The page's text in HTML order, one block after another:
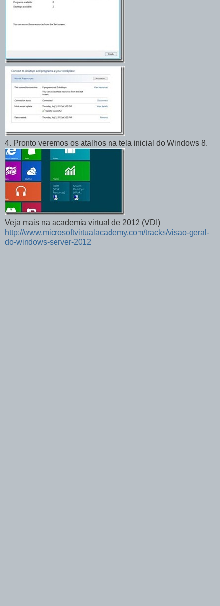
4. Pronto veremos os atalhos na tela inicial do Windows 8.
Veja mais na academia virtual de 2012 (VDI)
http://www.microsoftvirtualacademy.com/tracks/visao-geral-
do-windows-server-2012